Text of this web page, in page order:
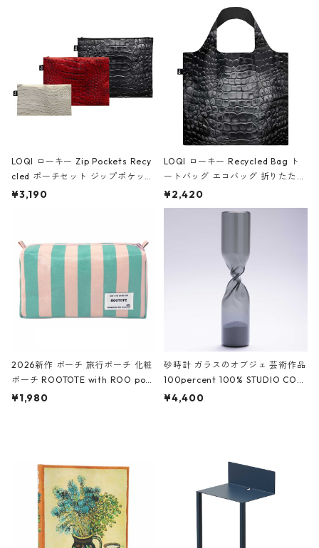
Black ジャン=ミッシェル・バスキ
ア/クラウン ブラック
LOQI ローキー Zip Pockets Recy
cled ポーチセット ジップポケット
ファスナーポーチ 撥水加工 トラベ
ーガンディー、オフホワイト
¥3,190
LOQI ローキー Recycled Bag ト
ートバッグ エコバッグ 折りたたみ
大きめ 撥水加工 収納ポーチ CRO
CODILE/Black クロコダイル/ブラ
¥2,420
2026新作 ポーチ 旅行ポーチ 化粧
ポーチ ROOTOTE with ROO pou
ch 3532 ルートート WR.ポーチ.ラ
¥1,980
砂時計 ガラスのオブジェ 芸術作品
100percent 100% STUDIO COH
AKU Timeless 100パーセント ス
¥4,400